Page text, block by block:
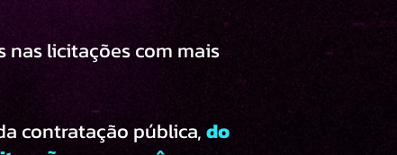
licitações com mais
contratação pública,do